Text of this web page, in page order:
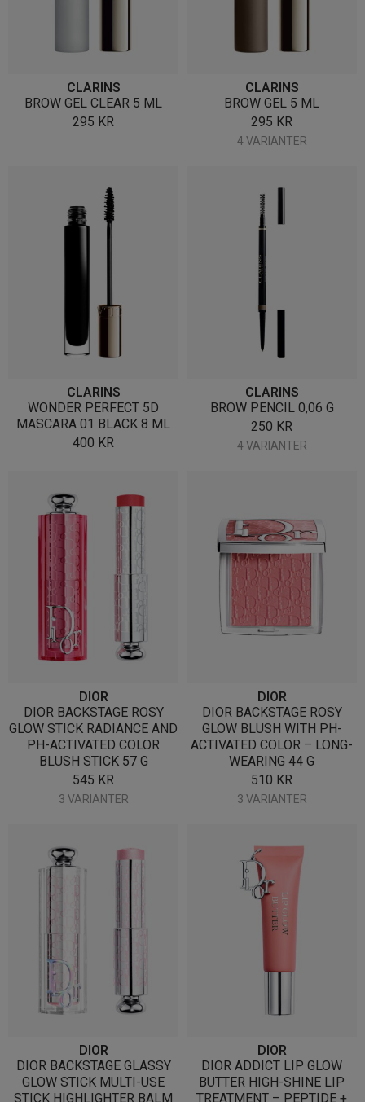
CLARINS
BROW GEL CLEAR 5 ML
295 KR
CLARINS
BROW GEL 5 ML
295 KR
4 VARIANTER
CLARINS
WONDER PERFECT 5D
MASCARA 01 BLACK 8 ML
400 KR
CLARINS
BROW PENCIL 0,06 G
250 KR
4 VARIANTER
DIOR
DIOR BACKSTAGE ROSY
GLOW STICK RADIANCE AND
PH-ACTIVATED COLOR
BLUSH STICK 57 G
545 KR
3 VARIANTER
DIOR
DIOR BACKSTAGE ROSY
GLOW BLUSH WITH PH-
ACTIVATED COLOR – LONG-
WEARING 44 G
510 KR
3 VARIANTER
DIOR
DIOR BACKSTAGE GLASSY
GLOW STICK MULTI-USE
STICK HIGHLIGHTER BALM
DIOR
DIOR ADDICT LIP GLOW
BUTTER HIGH-SHINE LIP
TREATMENT – PEPTIDE +